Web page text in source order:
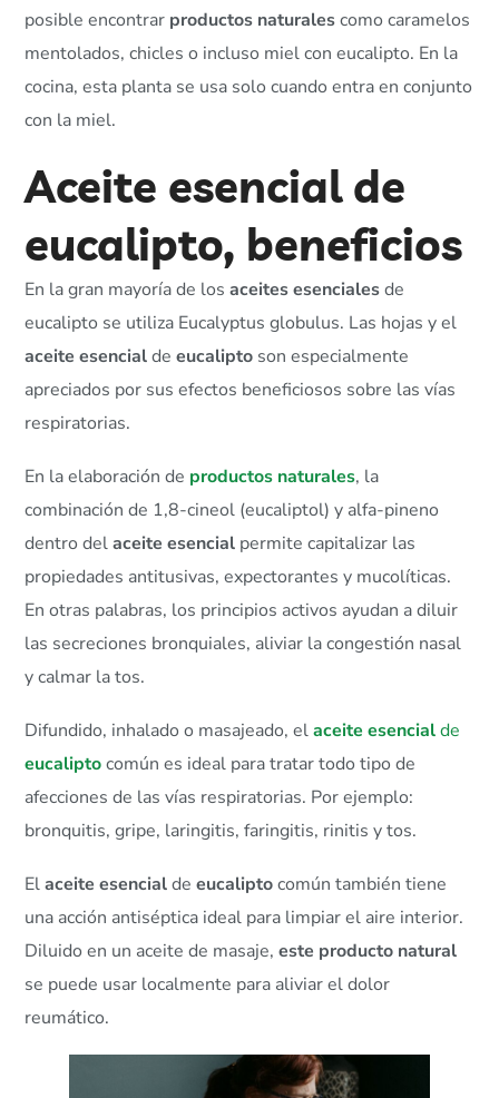
posible encontrar productos naturalescomo caramelos
mentolados, chicles o incluso miel con eucalipto. En la
cocina, esta planta se usa solo cuando entra en conjunto
con la miel.
Aceite esencial de
eucalipto, beneficios
En la gran mayoría de losaceites esencialesde
eucalipto se utiliza Eucalyptus globulus. Las hojas y el
aceite esencialde eucalipto son especialmente
apreciados por sus efectos beneficiosos sobre las vías
respiratorias.
En la elaboración de productos naturales, la
combinación de 1,8-cineol (eucaliptol) y alfa-pineno
dentro delaceite esencial permite capitalizar las
propiedades antitusivas, expectorantes y mucolíticas.
En otras palabras, los principios activos ayudan a diluir
las secreciones bronquiales, aliviar la congestión nasal
y calmar la tos.
Difundido, inhalado o masajeado, elaceite esencialde
eucaliptocomún es ideal para tratar todo tipo de
afecciones de las vías respiratorias. Por ejemplo:
bronquitis, gripe, laringitis, faringitis, rinitis y tos.
Elaceite esencialdeeucaliptocomún también tiene
una acción antiséptica ideal para limpiar el aire interior.
Diluido en un aceite de masaje,este producto natural
se puede usar localmente para aliviar el dolor
reumático.